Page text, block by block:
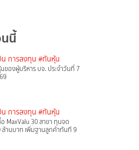
นี้
น การลงทุน #ทันหุ้น
ของผู้บริหาร บจ. ประจำวันที่ 7
น การลงทุน #ทันหุ้น
MaxValu 30 สาขา ทุนจด
ล้านบาท เพิ่มฐานลูกค้าทันที 9